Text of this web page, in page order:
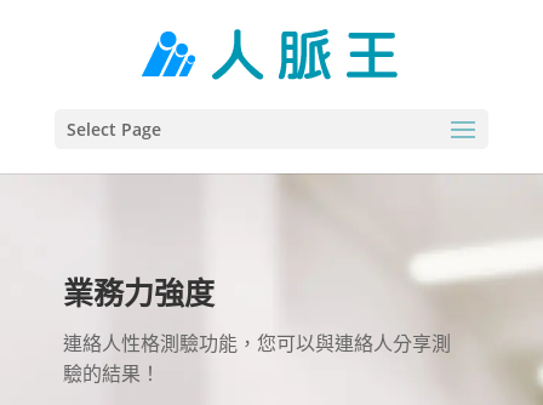
Select Page
業務力強度
連絡人性格測驗功能，您可以與連絡人分享測
驗的結果！